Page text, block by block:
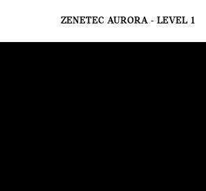
ZENETEC AURORA - LEVEL 1